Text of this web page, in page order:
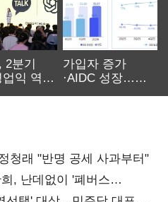
분기
업익 역대
가입자 증가
·AIDC 성장…
청래 "반명 공세 사과부터"
, 난데없이 '폐버스